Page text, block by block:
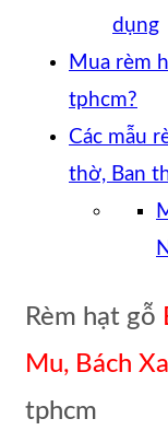
dụng
Mua rèm
tphcm?
Các mẫu
thờ, Ban
Rèm hạt gỗ
Mu, Bách
tphcm